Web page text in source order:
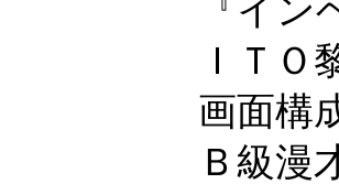
『イ
ＩＴ
画面構
Ｂ級漫